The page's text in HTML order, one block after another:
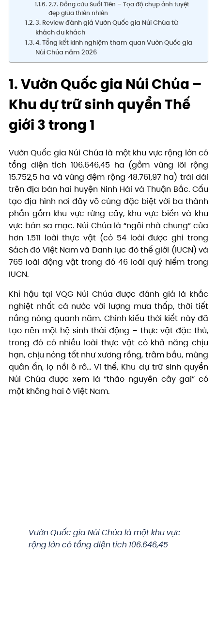
2.7. Đồng cừu Suối Tiên – Tọa độ chụp ảnh tuyệt
đẹp giữa thiên nhiên
3. Review đánh giá Vườn Quốc gia Núi Chúa từ
khách du khách
4. Tổng kết kinh nghiệm tham quan Vườn Quốc gia
Núi Chúa năm 2026
1. Vườn Quốc gia Núi Chúa –
Khu dự trữ sinh quyển Thế
giới 3 trong 1
Vườn Quốc gia Núi Chúa là một khu vực rộng lớn có
tổng diện tích 106.646,45 ha (gồm vùng lõi rộng
15.752,5 ha và vùng đệm rộng 48.761,97 ha) trải dài
trên địa bàn hai huyện Ninh Hải và Thuận Bắc. Cấu
tạo địa hình nơi đây vô cùng đặc biệt với ba thành
phần gồm khu vực rừng cây, khu vực biển và khu
vực bán sa mạc. Núi Chúa là “ngôi nhà chung” của
hơn 1.511 loài thực vật (có 54 loài được ghi trong
Sách đỏ Việt Nam và Danh lục đỏ thế giới (IUCN) và
765 loài động vật trong đó 46 loài quý hiếm trong
IUCN.
Khí hậu tại VQG Núi Chúa được đánh giá là khắc
nghiệt nhất cả nước với lượng mưa thấp, thời tiết
nắng nóng quanh năm. Chính kiểu thời kiết này đã
tạo nên một hệ sinh thái động – thực vật đặc thù,
trong đó có nhiều loài thực vật có khả năng chịu
hạn, chịu nóng tốt như xương rồng, trâm bầu, mùng
quân ấn, lọ nồi ô rô… Vì thế, Khu dự trữ sinh quyển
Núi Chúa được xem là “thảo nguyên cây gai” có
một không hai ở Việt Nam.
Vườn Quốc gia Núi Chúa là một khu vực
rộng lớn có tổng diện tích 106.646,45